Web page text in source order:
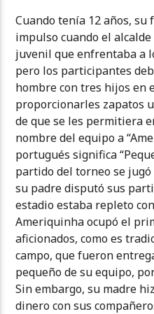
Cuando tenía 12 años,
impulso cuando el
juvenil que enfrentaba a
pero los participantes
hombre con tres hijos en
proporcionarles zapatos
de que se les permitiera
nombre del equipo a
portugués significa
partido del torneo se jugó
su padre disputó sus
estadio estaba repleto
Ameriquinha ocupó el
aficionados, como es
campo, que fueron
pequeño de su equipo,
Sin embargo, su madre
dinero con sus